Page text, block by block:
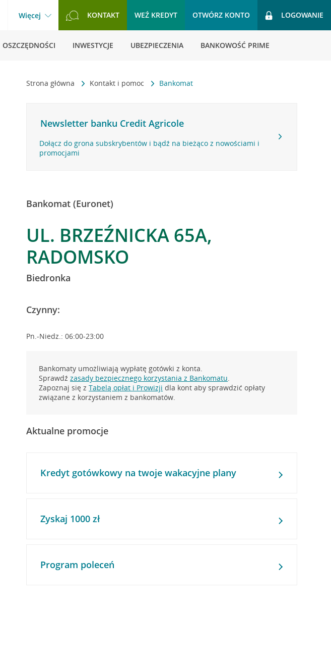
Więcej KONTAKT WEŹ KREDYT OTWÓRZ KONTO LOGOWANIE
OSZCZĘDNOŚCI INWESTYCJE UBEZPIECZENIA BANKOWOŚĆ PRIME
Strona główna Kontakt i pomoc Bankomat
Newsletter banku Credit Agricole
Dołącz do grona subskrybentów i bądź na bieżąco z nowościami i
promocjami
Bankomat (Euronet)
UL. BRZEŹNICKA 65A,
RADOMSKO
Biedronka
Czynny:
Pn.-Niedz.: 06:00-23:00
Bankomaty umożliwiają wypłatę gotówki z konta.
Sprawdźzasady bezpiecznego korzystania z Bankomatu.
Zapoznaj się zTabelą opłat i Prowizji dla kont aby sprawdzić opłaty
związane z korzystaniem z bankomatów.
Aktualne promocje
Kredyt gotówkowy na twoje wakacyjne plany
Zyskaj 1000 zł
Program poleceń